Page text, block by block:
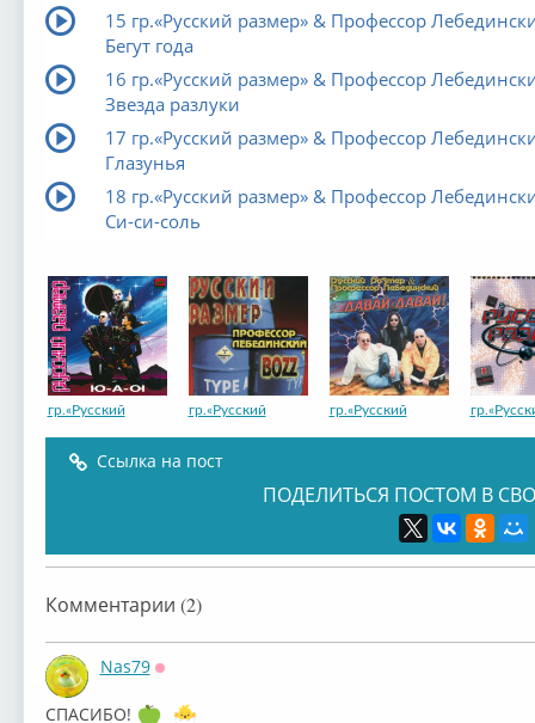
15 гр.«Русский размер» & Профессор
Бегут года
16 гр.«Русский размер» & Профессор
Звезда разлуки
17 гр.«Русский размер» & Профессор
Глазунья
18 гр.«Русский размер» & Профессор
Си-си-соль
гр.«Русский гр.«Русский гр.«Русский
Ссылка на пост
ПОДЕЛИТЬСЯ ПОСТОМ В
Комментарии (2)
Nas79
СПАСИБО!